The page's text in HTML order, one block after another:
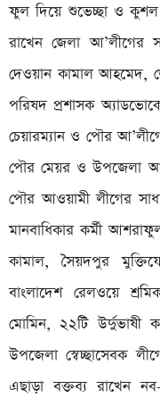
ফুল দিয়ে শুভেচ্ছা ও কুশল
রাখেন জেলা আ’লীগের
দেওয়ান কামাল আহমেদ,
পরিষদ প্রশাসক
চেয়ারম্যান ও পৌর
পৌর মেয়র ও উপজেলা
পৌর আওয়ামী লীগের
মানবাধিকার কর্মী
কামাল, সৈয়দপুর
বাংলাদেশ রেলওয়ে
মোমিন, ২২টি উর্দুভাষী
উপজেলা স্বেচ্ছাসেবক
এছাড়া বক্তব্য রাখেন